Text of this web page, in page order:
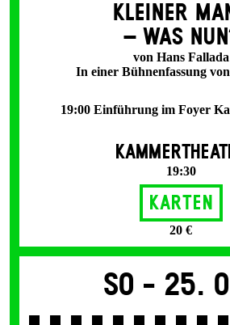
KLEINER
– WAS
von Hans Fallada
In einer Bühnenfassung
19:00 Einführung im Foyer
19:30
Karten
20 €
So - 25.